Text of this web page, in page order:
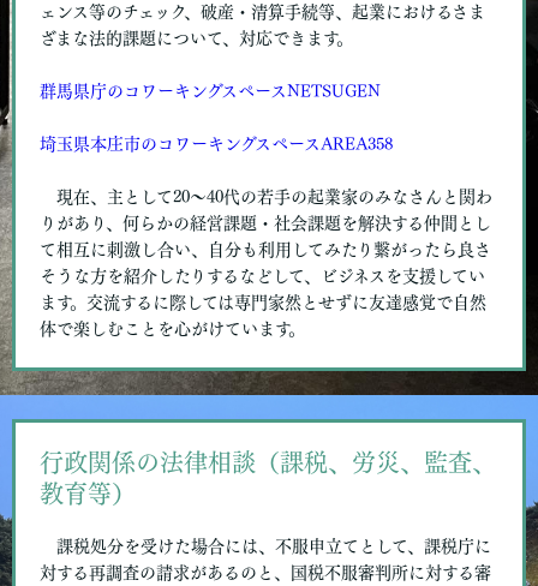
ェンス等のチェック、破産・清算手続等、起業におけるさま
ざまな法的課題について、対応できます。
群馬県庁のコワーキングスペースNETSUGEN
埼玉県本庄市のコワーキングスペースAREA358
現在、主として20〜40代の若手の起業家のみなさんと関わ
りがあり、何らかの経営課題・社会課題を解決する仲間とし
て相互に刺激し合い、自分も利用してみたり繋がったら良さ
そうな方を紹介したりするなどして、ビジネスを支援してい
ます。交流するに際しては専門家然とせずに友達感覚で自然
体で楽しむことを心がけています。
行政関係の法律相談（課税、労災、監査、
教育等）
課税処分を受けた場合には、不服申立てとして、課税庁に
対する再調査の請求があるのと、国税不服審判所に対する審